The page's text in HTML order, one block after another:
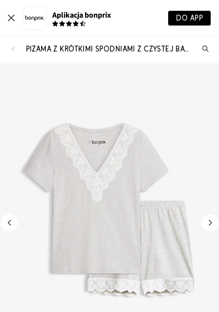
Aplikacja bonprix DO APP
PIŻAMA Z KRÓTKIMI SPODNIAMI Z CZYSTEJ BAWEŁNY W PRĄŻKI